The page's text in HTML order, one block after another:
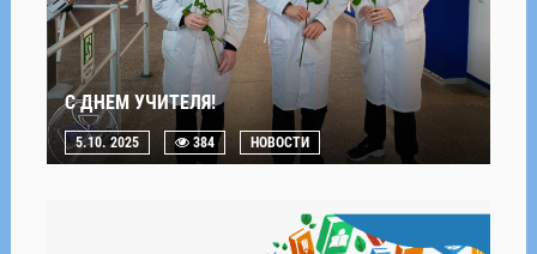
С ДНЕМ УЧИТЕЛЯ!
5.10. 2025 384 НОВОСТИ